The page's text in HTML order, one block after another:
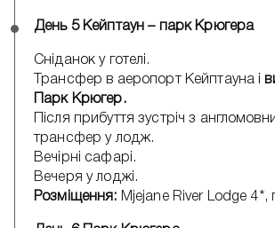
День 5 Кейптаун – парк Крюгера
Сніданок у готелі.
Трансфер в аеропорт Кейптауна і
Парк Крюгер.
Після прибуття зустріч з
трансфер у лодж.
Вечірні сафарі.
Вечеря у лоджі.
Розміщення: Mjejane River Lodge 4*,